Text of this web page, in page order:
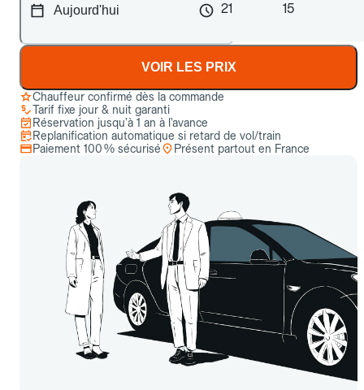
21 15
VOIR LES PRIX
Chauffeur confirmé dès la commande
Tarif fixe jour & nuit garanti
Réservation jusqu’à 1 an à l’avance
Replanification automatique si retard de vol/train
Paiement 100 % sécurisé
Présent partout en France